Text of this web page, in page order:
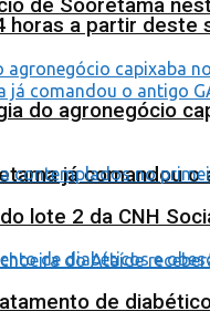
de Sooretama
já comandou o
horas a partir deste
do agronegócio
lote 2 da CNH
de